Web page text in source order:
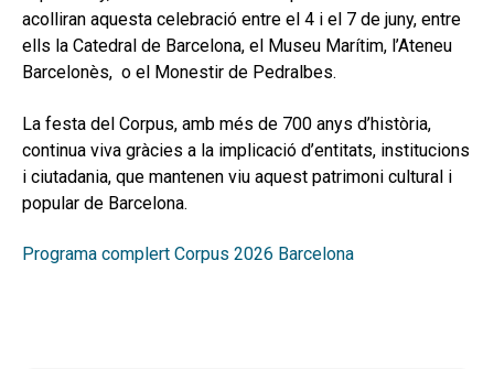
acolliran aquesta celebració entre el 4 i el 7 de juny, entre
ells la Catedral de Barcelona, el Museu Marítim, l’Ateneu
Barcelonès, o el Monestir de Pedralbes.
La festa del Corpus, amb més de 700 anys d’història,
continua viva gràcies a la implicació d’entitats, institucions
i ciutadania, que mantenen viu aquest patrimoni cultural i
popular de Barcelona.
Programa complert Corpus 2026 Barcelona